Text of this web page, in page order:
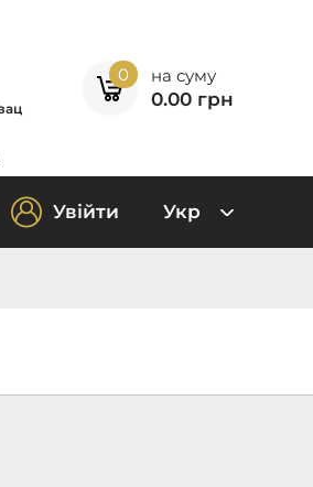
0 на суму
0.00 грн
Увійти Укр